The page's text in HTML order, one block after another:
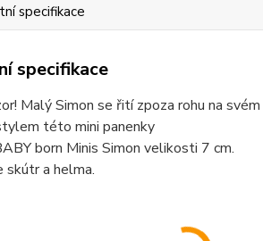
specifikace
specifikace
Malý Simon se řití zpoza rohu na
této mini panenky
born Minis Simon velikosti 7 cm.
skútr a helma.